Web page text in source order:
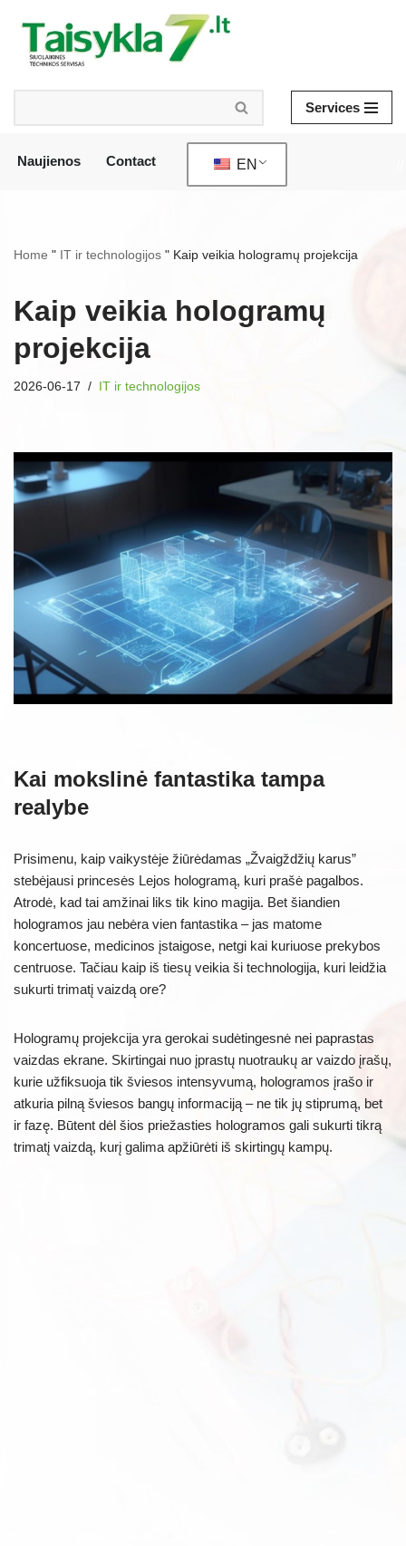
Skip
content
Services
Naujienos Contact EN
Home " IT ir technologijos " Kaip veikia hologramų projekcija
Kaip veikia hologramų
projekcija
2026-06-17 IT ir technologijos
Kai mokslinė fantastika tampa
realybe
Prisimenu, kaip vaikystėje žiūrėdamas „Žvaigždžių karus”
stebėjausi princesės Lejos hologramą, kuri prašė pagalbos.
Atrodė, kad tai amžinai liks tik kino magija. Bet šiandien
hologramos jau nebėra vien fantastika – jas matome
koncertuose, medicinos įstaigose, netgi kai kuriuose prekybos
centruose. Tačiau kaip iš tiesų veikia ši technologija, kuri leidžia
sukurti trimatį vaizdą ore?
Hologramų projekcija yra gerokai sudėtingesnė nei paprastas
vaizdas ekrane. Skirtingai nuo įprastų nuotraukų ar vaizdo įrašų,
kurie užfiksuoja tik šviesos intensyvumą, hologramos įrašo ir
atkuria pilną šviesos bangų informaciją – ne tik jų stiprumą, bet
ir fazę. Būtent dėl šios priežasties hologramos gali sukurti tikrą
trimatį vaizdą, kurį galima apžiūrėti iš skirtingų kampų.